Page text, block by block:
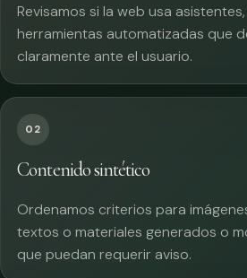
Revisamos si la web usa
herramientas automatizadas que
claramente ante el usuario.
02
Contenido sintético
Ordenamos criterios para
textos o materiales generados o
que puedan requerir aviso.